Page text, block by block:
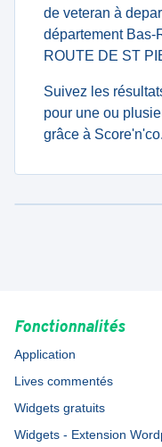
de veteran à
département Bas-
ROUTE DE ST
Suivez les
pour une ou
grâce à Score'n'co.
Fonctionnalités
Application
Lives commentés
Widgets gratuits
Widgets - Extension